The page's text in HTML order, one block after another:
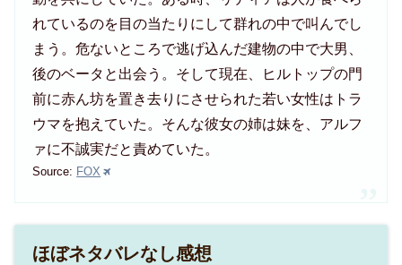
れているのを目の当たりにして群れの中で叫んでし
まう。危ないところで逃げ込んだ建物の中で大男、
後のベータと出会う。そして現在、ヒルトップの門
前に赤ん坊を置き去りにさせられた若い女性はトラ
ウマを抱えていた。そんな彼女の姉は妹を、アルフ
ァに不誠実だと責めていた。
Source: FOX
ほぼネタバレなし感想